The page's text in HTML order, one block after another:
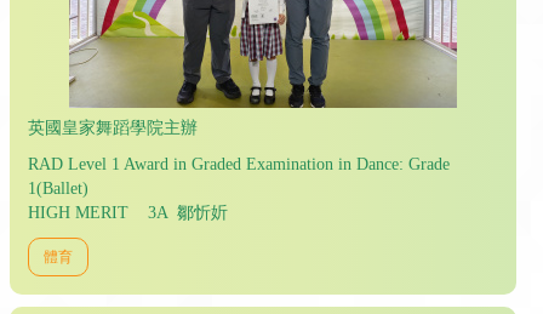
英國皇家舞蹈學院主辦
RAD Level 1 Award in Graded Examination in Dance: Grade
1(Ballet)
HIGH MERIT 3A 鄒忻妡
體育